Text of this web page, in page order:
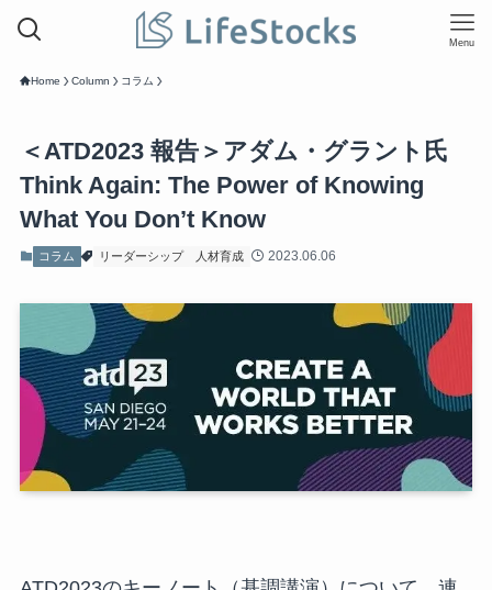
Menu
Home Column コラム
＜ATD2023 報告＞アダム・グラント氏
Think Again: The Power of Knowing
What You Don’t Know
コラム リーダーシップ 人材育成 2023.06.06